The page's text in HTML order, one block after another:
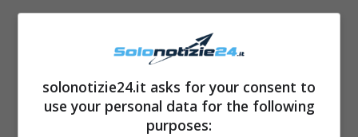
solonotizie24.it asks for your consent to
use your personal data for the following
purposes: